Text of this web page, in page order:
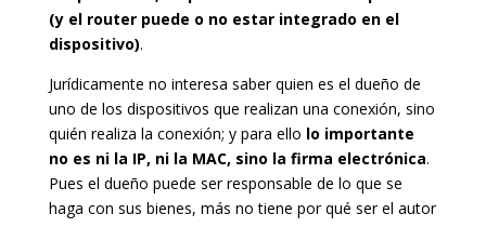
(y el router puede o no estar integrado en el
dispositivo).
Jurídicamente no interesa saber quien es el dueño de
uno de los dispositivos que realizan una conexión, sino
quién realiza la conexión; y para ello lo importante
no es ni la IP, ni la MAC, sino la firma electrónica.
Pues el dueño puede ser responsable de lo que se
haga con sus bienes, más no tiene por qué ser el autor